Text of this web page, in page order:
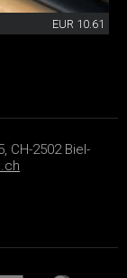
EUR 10.61
CH-2502 Biel-